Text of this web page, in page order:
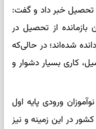
تحصیل خبر داد و گفت:
و نوجوان بازمانده از تحصیل در
شده‌اند؛ در حالی‌که
کاری بسیار دشوار و
پوشش ۹۶ درصد نوآموزان ورودی پایه اول
در این زمینه و نیز